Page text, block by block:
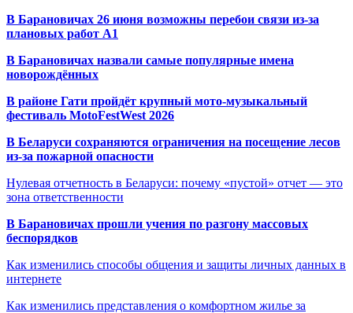
В Барановичах 26 июня возможны перебои связи из-за
плановых работ A1
В Барановичах назвали самые популярные имена
новорождённых
В районе Гати пройдёт крупный мото-музыкальный
фестиваль MotoFestWest 2026
В Беларуси сохраняются ограничения на посещение лесов
из-за пожарной опасности
Нулевая отчетность в Беларуси: почему «пустой» отчет — это
зона ответственности
В Барановичах прошли учения по разгону массовых
беспорядков
Как изменились способы общения и защиты личных данных в
интернете
Как изменились представления о комфортном жилье за